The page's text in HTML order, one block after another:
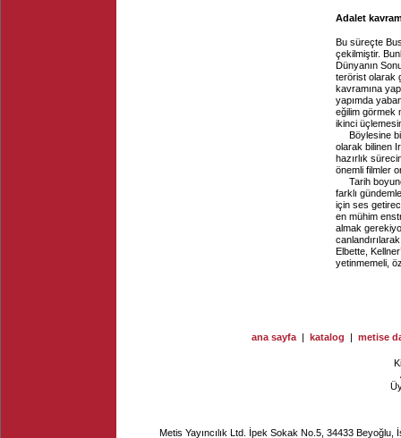
Adalet
Bu süreçte
çekilmiştir.
Dünyanın
terörist olarak
kavramına
yapımda
eğilim görmek
ikinci
Böylesine
olarak bilinen
hazırlık
önemli filmler
Tarih
farklı
için ses
en mühim
almak
Elbette,
yetinmemeli,
ana sayfa | katalog | metise
Metis Yayıncılık Ltd. İpek Sokak No.5, 34433